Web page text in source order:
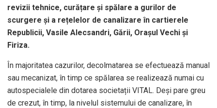
revizii tehnice, curățare și spălare a gurilor de
scurgere și a rețelelor de canalizare în cartierele
Republicii, Vasile Alecsandri, Gării, Orașul Vechi și
Firiza.
În majoritatea cazurilor, decolmatarea se efectuează manual
sau mecanizat, în timp ce spălarea se realizează numai cu
autospecialele din dotarea societații VITAL. Deşi pare greu
de crezut, în timp, la nivelul sistemului de canalizare, în